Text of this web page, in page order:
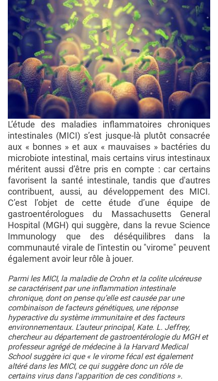
L’étude des maladies inflammatoires chroniques
intestinales (MICI) s’est jusque-là plutôt consacrée
aux « bonnes » et aux « mauvaises » bactéries du
microbiote intestinal, mais certains virus intestinaux
méritent aussi d’être pris en compte : car certains
favorisent la santé intestinale, tandis que d'autres
contribuent, aussi, au développement des MICI.
C’est l’objet de cette étude d’une équipe de
gastroentérologues du Massachusetts General
Hospital (MGH) qui suggère, dans la revue Science
Immunology que des déséquilibres dans la
communauté virale de l'intestin ou "virome" peuvent
également avoir leur rôle à jouer.
Parmi les MICI, la maladie de Crohn et la colite ulcéreuse
se caractérisent par une inflammation intestinale
chronique, dont on pense qu’elle est causée par une
combinaison de facteurs génétiques, une réponse
hyperactive du système immunitaire et des facteurs
environnementaux. L’auteur principal, Kate. L. Jeffrey,
chercheur au département de gastroentérologie du MGH et
professeur agrégé de médecine à la Harvard Medical
School suggère ici que « le virome fécal est également
altéré dans les MICI, ce qui suggère donc un rôle de
certains virus dans l'apparition de ces conditions ».